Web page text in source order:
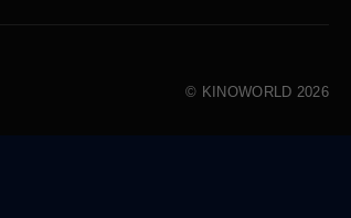
© KINOWORLD 2026